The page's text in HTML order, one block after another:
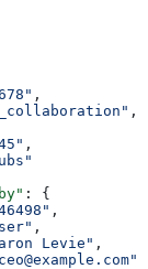
,
,
,
: {
,
,
Levie" ,